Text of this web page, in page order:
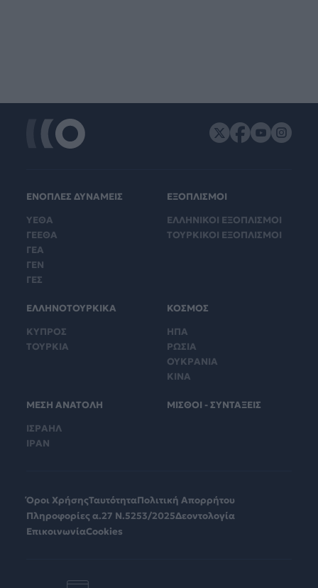
ΕΝΟΠΛΕΣ ΔΥΝΑΜΕΙΣ
ΥΕΘΑ
ΓΕΕΘΑ
ΓΕΑ
ΓΕΝ
ΓΕΣ
ΕΞΟΠΛΙΣΜΟΙ
ΕΛΛΗΝΙΚΟΙ ΕΞΟΠΛΙΣΜΟΙ
ΤΟΥΡΚΙΚΟΙ ΕΞΟΠΛΙΣΜΟΙ
ΕΛΛΗΝΟΤΟΥΡΚΙΚΑ
ΚΥΠΡΟΣ
ΤΟΥΡΚΙΑ
ΚΟΣΜΟΣ
ΗΠΑ
ΡΩΣΙΑ
ΟΥΚΡΑΝΙΑ
ΚΙΝΑ
ΜΕΣΗ ΑΝΑΤΟΛΗ
ΙΣΡΑΗΛ
ΙΡΑΝ
ΜΙΣΘΟΙ - ΣΥΝΤΑΞΕΙΣ
Όροι ΧρήσηςΤαυτότηταΠολιτική Απορρήτου
Πληροφορίες α.27 Ν.5253/2025Δεοντολογία
ΕπικοινωνίαCookies